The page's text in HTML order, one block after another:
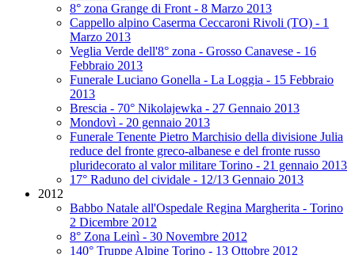
8° zona Grange di Front - 8 Marzo 2013
Cappello alpino Caserma Ceccaroni Rivoli (TO) - 1
Marzo 2013
Veglia Verde dell'8° zona - Grosso Canavese - 16
Febbraio 2013
Funerale Luciano Gonella - La Loggia - 15 Febbraio
2013
Brescia - 70° Nikolajewka - 27 Gennaio 2013
Mondovì - 20 gennaio 2013
Funerale Tenente Pietro Marchisio della divisione Julia
reduce del fronte greco-albanese e del fronte russo
pluridecorato al valor militare Torino - 21 gennaio 2013
17° Raduno del cividale - 12/13 Gennaio 2013
2012
Babbo Natale all'Ospedale Regina Margherita - Torino
2 Dicembre 2012
8° Zona Leinì - 30 Novembre 2012
140° Truppe Alpine Torino - 13 Ottobre 2012